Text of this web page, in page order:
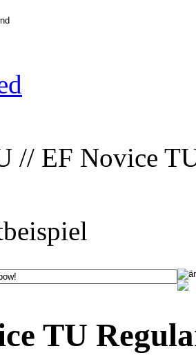
// EF Novice
TU